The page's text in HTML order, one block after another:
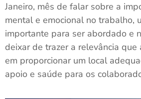
Janeiro, mês de falar sobre a
mental e emocional no trabalho,
importante para ser abordado e
deixar de trazer a relevância que
em proporcionar um local
apoio e saúde para os